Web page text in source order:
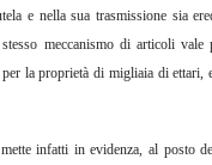
e nella sua trasmissione sia
meccanismo di articoli
la proprietà di migliaia di ettari,
infatti in evidenza, al posto